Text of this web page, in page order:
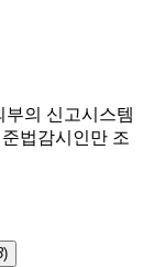
의 신고시스템
법감시인만 조
)